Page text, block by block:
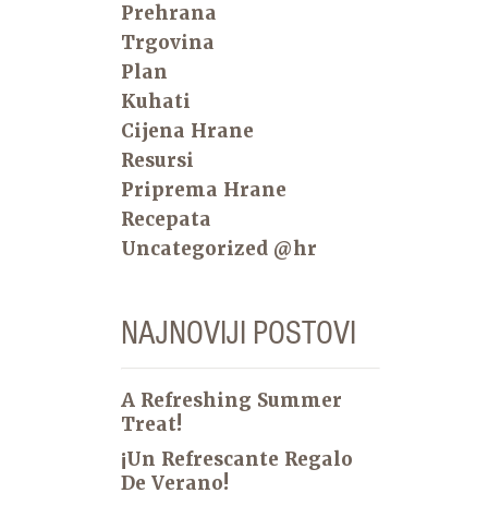
Prehrana
Trgovina
Plan
Kuhati
Cijena Hrane
Resursi
Priprema Hrane
Recepata
Uncategorized @hr
NAJNOVIJI POSTOVI
A Refreshing Summer
Treat!
¡Un Refrescante Regalo
De Verano!